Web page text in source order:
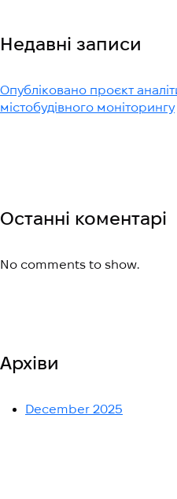
Недавні записи
Опубліковано проєкт
містобудівного моніторингу
Останні коментарі
No comments to show.
Архіви
December 2025